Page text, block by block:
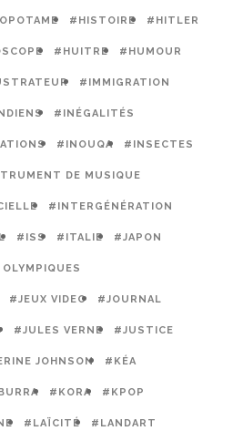
#HISTOIRE #HITLER
#HUITRE #HUMOUR
#IMMIGRATION
#INÉGALITÉS
#INOUQA #INSECTES
DE MUSIQUE
#INTERGÉNÉRATION
#ISS #ITALIE #JAPON
#JEUX VIDEO #JOURNAL
#JULES VERNE #JUSTICE
JOHNSON #KÉA
#KORA #KPOP
#LAÏCITÉ #LANDART